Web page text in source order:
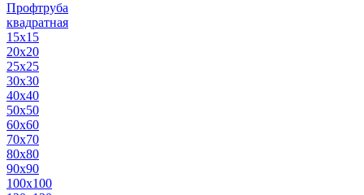
Профтруба
квадратная
15х15
20х20
25х25
30х30
40х40
50х50
60х60
70х70
80х80
90х90
100х100